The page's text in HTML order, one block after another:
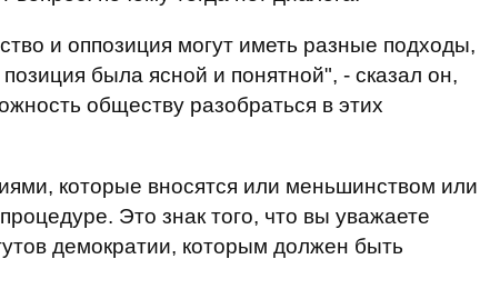
и оппозиция могут иметь разные подходы,
была ясной и понятной", - сказал он,
обществу разобраться в этих
которые вносятся или меньшинством или
Это знак того, что вы уважаете
демократии, которым должен быть